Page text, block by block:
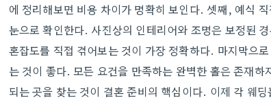
에 정리해보면 비용 차이가 명확히 보인다. 셋째, 예식
눈으로 확인한다. 사진상의 인테리어와 조명은 보정된
혼잡도를 직접 겪어보는 것이 가장 정확하다. 마지막으
는 것이 좋다. 모든 요건을 만족하는 완벽한 홀은 존재
되는 곳을 찾는 것이 결혼 준비의 핵심이다. 이제 각 웨